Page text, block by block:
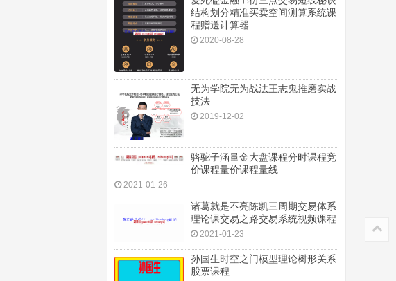
结构划分精准买卖空间测算系统课
程赠送计算器
2020-08-28
无为学院无为战法王志鬼推磨实战
技法
2019-12-02
骆驼子涵量金大盘课程分时课程竞
价课程量价课程量线
2021-01-26
诸葛就是不亮陈凯三周期交易体系
理论课交易之路交易系统视频课程
2021-01-23
孙国生时空之门模型理论树形关系
股票课程